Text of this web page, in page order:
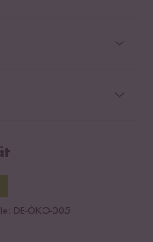
DE-ÖKO-005